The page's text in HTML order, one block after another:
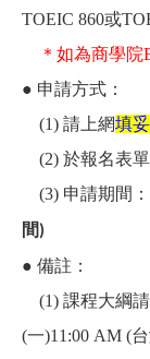
TOEIC 860或
＊如為商學院
● 申請方式：
(1) 請上網填
(2) 於報名表
(3) 申請期間：
間)
● 備註：
(1) 課程大綱
(一)11:00 AM (